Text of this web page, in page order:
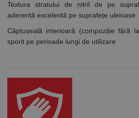
Textura stratului de nitril de pe
aderență excelentă pe suprafețe uleioase
Căptușeală interioară (compoziție fără
sporit pe perioade lungi de utilizare